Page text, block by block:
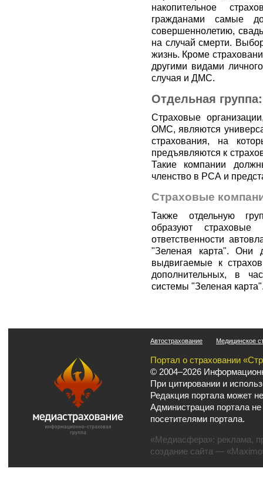
накопительное
гражданами самые
совершеннолетию,
на случай смерти.
жизнь. Кроме
другими видами
случая и ДМС.
Отдельная
Страховые
ОМС, являются
страхования, на
предъявляются к
Такие компании
членство в РСА и
Страховые
Также отдельную
образуют страховые
ответственности
"Зеленая карта". Они
выдвигаемые к
дополнительных, в
системы "Зеленая
Автострахование Медицинское
Портал о страховании
© 2004–2026
При цитировании и
Редакция портала может
Администрация портала
посетителями портала.
«Медиасфера»: реклама,
создание сайта —